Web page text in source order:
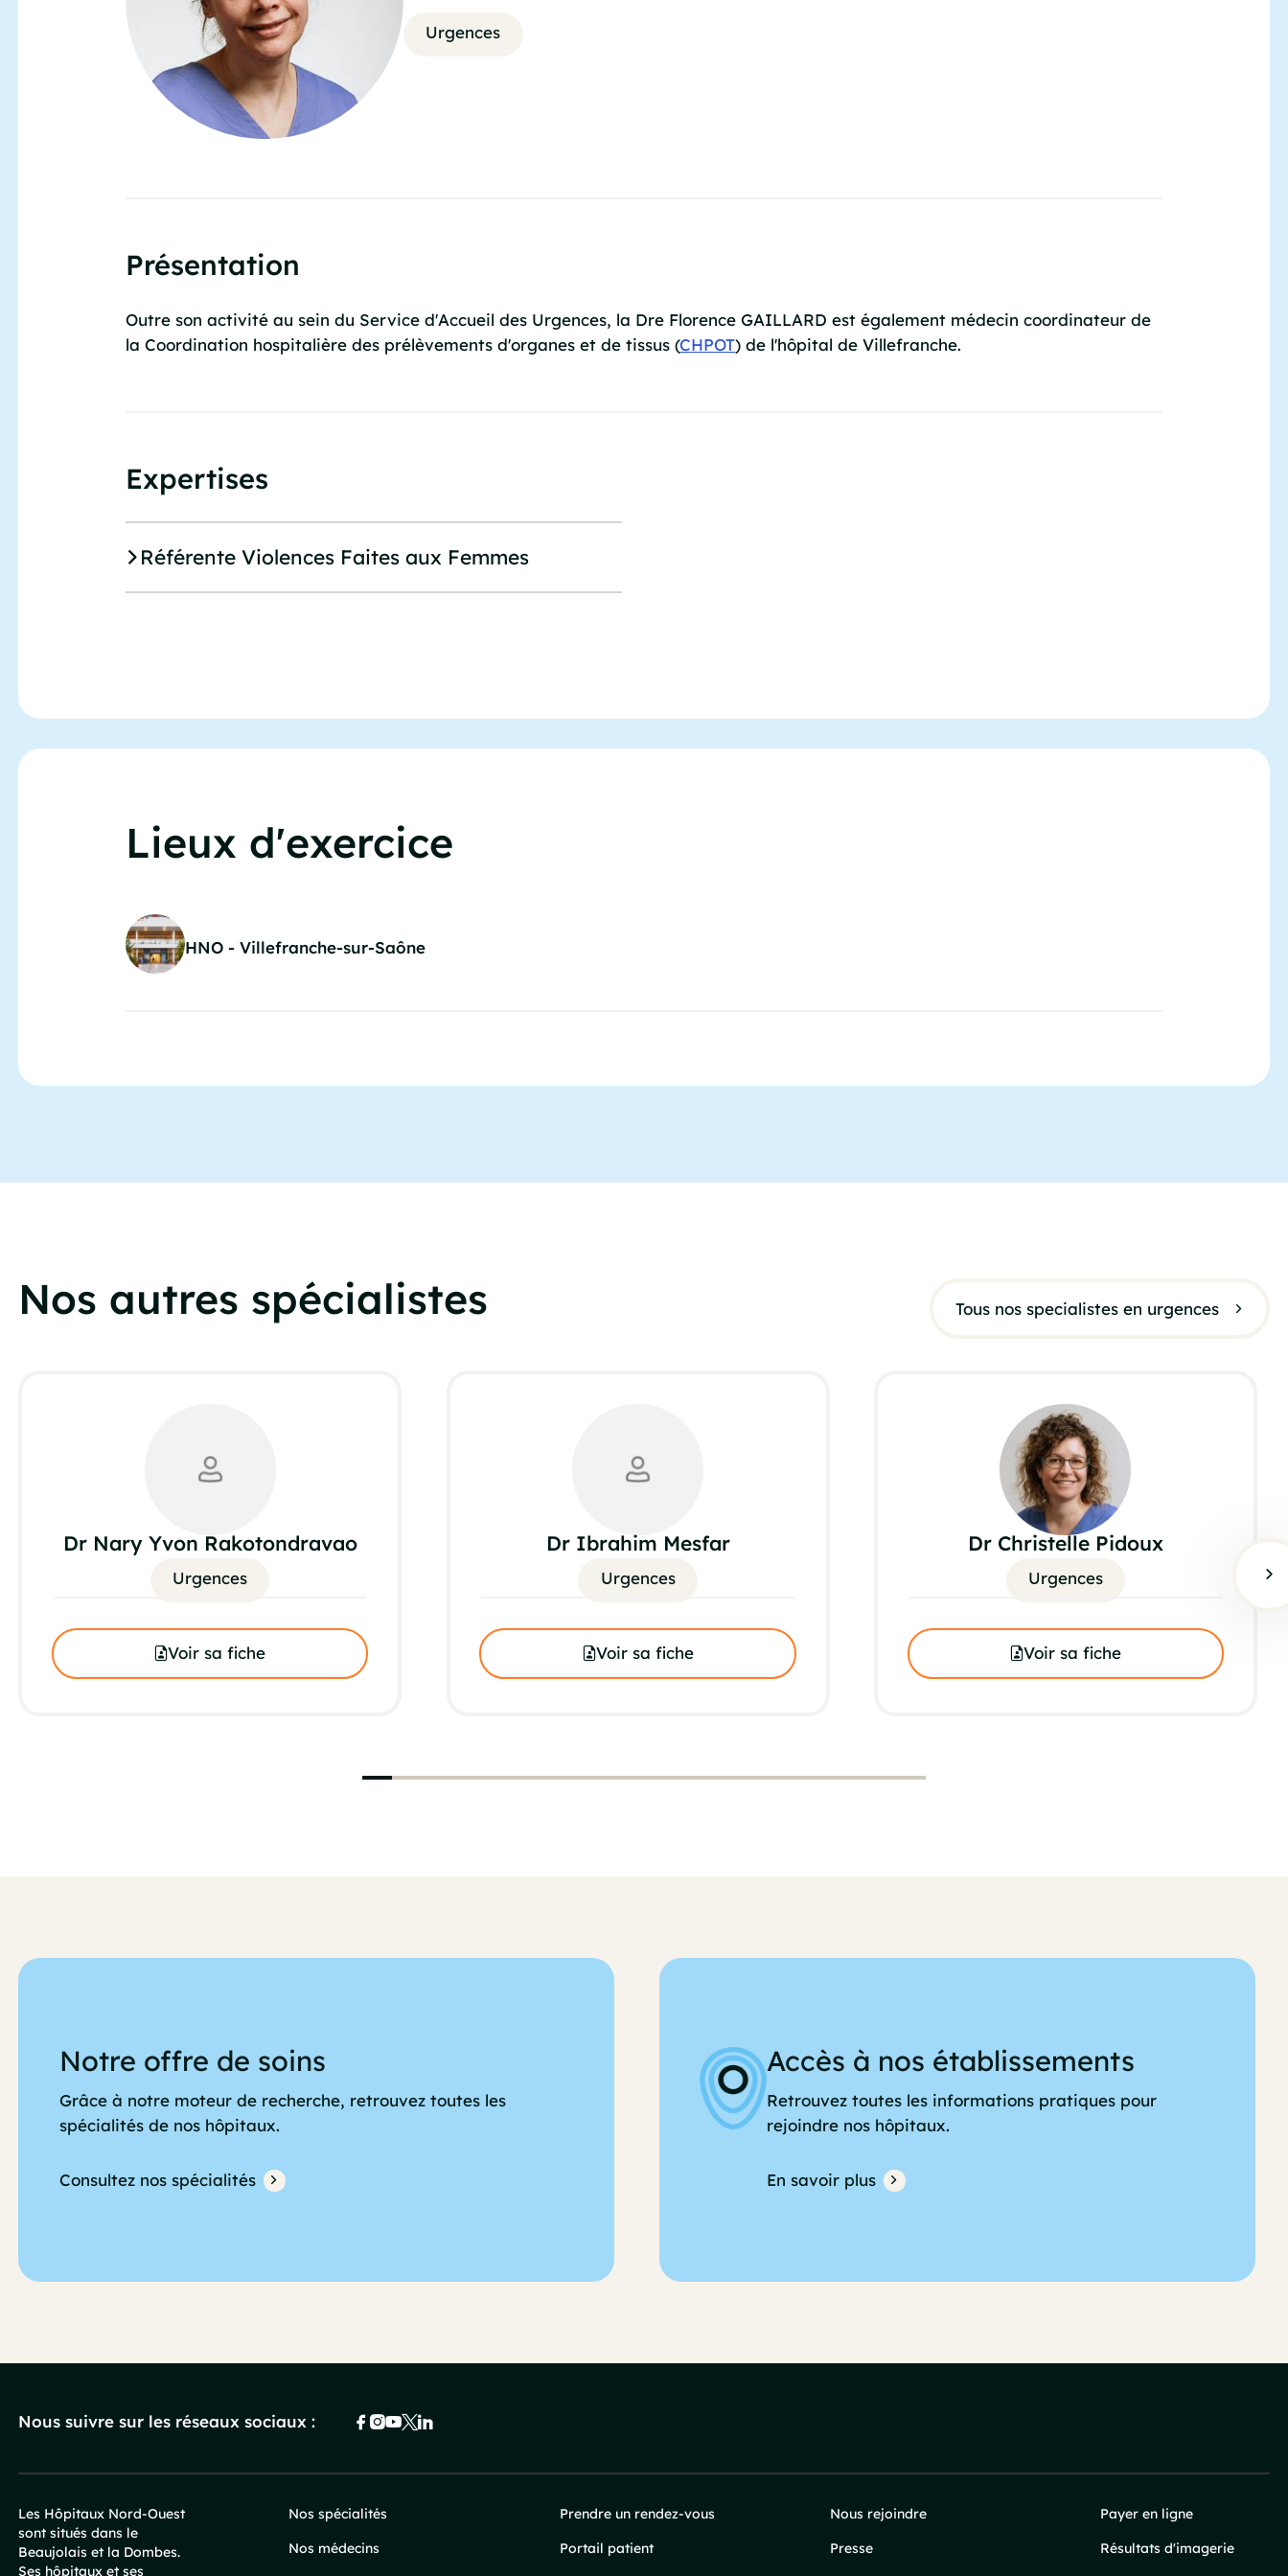
Urgences
Présentation
Outre son activité au sein du Service d'Accueil des Urgences, la Dre Florence GAILLARD est également médecin coordinateur de
la Coordination hospitalière des prélèvements d'organes et de tissus (CHPOT) de l'hôpital de Villefranche.
Expertises
Référente Violences Faites aux Femmes
Lieux d'exercice
HNO - Villefranche-sur-Saône
Nos autres spécialistes Tous nos specialistes en urgences
Dr Nary Yvon Rakotondravao
Urgences
Voir sa fiche
Dr Ibrahim Mesfar
Urgences
Voir sa fiche
Dr Christelle Pidoux
Urgences
Voir sa fiche
Notre offre de soins
Grâce à notre moteur de recherche, retrouvez toutes les
spécialités de nos hôpitaux.
Consultez nos spécialités
Accès à nos établissements
Retrouvez toutes les informations pratiques pour
rejoindre nos hôpitaux.
En savoir plus
Nous suivre sur les réseaux sociaux :
Pied
Les Hôpitaux Nord-Ouest
sont situés dans le
Beaujolais et la Dombes.
Ses hôpitaux et ses
Nos spécialités
Nos médecins
Prendre un rendez-vous
Portail patient
Nous rejoindre
Presse
Payer en ligne
Résultats d'imagerie